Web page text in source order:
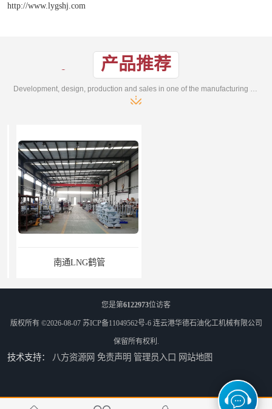
http://www.lygshj.com
产品推荐
Development, design, production and sales in one of the manufacturing enterprises
南通LNG鹤管
您是第6122973位访客
版权所有 ©2026-08-07 苏ICP备11049562号-6 连云港华德石油化工机械有限公司
保留所有权利.
技术支持： 八方资源网 免责声明 管理员入口 网站地图